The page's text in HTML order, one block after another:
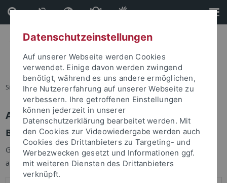
Direkt
zum
Inhalt
Direkt
zur
Fußleiste
Sie sind hier: Startseite
Anmelden
Benutzeranmeldung
Geben Sie Ihren Benutzernamen und Ihr Passwort an um sich
anzumelden:
Datenschutzeinstellungen
Auf unserer Webseite werden Cookies
verwendet. Einige davon werden zwingend
benötigt, während es uns andere ermöglichen,
Ihre Nutzererfahrung auf unserer Webseite zu
verbessern. Ihre getroffenen Einstellungen
können jederzeit in unserer
Datenschutzerklärung bearbeitet werden. Mit
den Cookies zur Videowiedergabe werden auch
Cookies des Drittanbieters zu Targeting- und
Werbezwecken gesetzt und Informationen ggf.
mit weiteren Diensten des Drittanbieters
verknüpft.